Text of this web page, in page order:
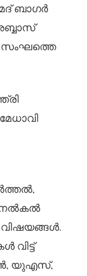
ബാഗർ
സംഘത്തെ
യുഎസ്,